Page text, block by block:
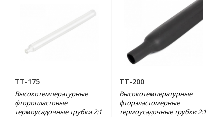
ТТ-175
Высокотемпературные
фторопластовые
термоусадочные трубки 2:1
ТТ-200
Высокотемпературные
фторэластомерные
термоусадочные трубки 2:1